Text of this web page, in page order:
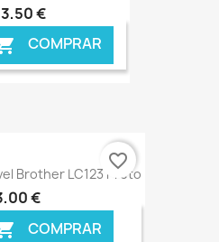
€
COMPRAR
€ ONLINE
Brother LC123 Preto
€
COMPRAR
favorite_border